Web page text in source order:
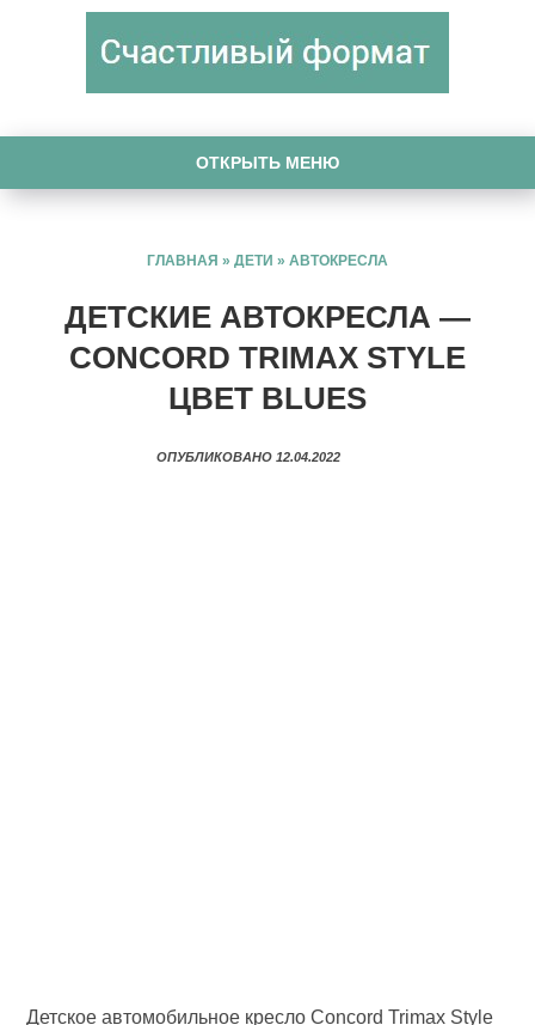
ОТКРЫТЬ МЕНЮ
ГЛАВНАЯ » ДЕТИ » АВТОКРЕСЛА
ДЕТСКИЕ АВТОКРЕСЛА —
CONCORD TRIMAX STYLE
ЦВЕТ BLUES
ОПУБЛИКОВАНО 12.04.2022
Детское автомобильное кресло Concord Trimax Style